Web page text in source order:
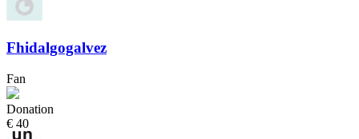
Fhidalgogalvez
Fan
Donation
€ 40